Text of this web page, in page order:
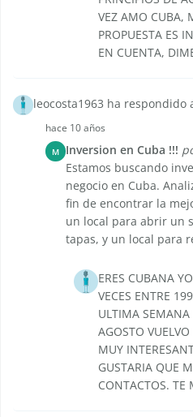
VEZ AMO CUBA,
PROPUESTA ES
EN CUENTA,
leocosta1963 ha respondido
hace 10 años
M Inversion en Cuba !!!
Estamos buscando
negocio en Cuba.
fin de encontrar la
un local para abrir un
tapas, y un local para
ERES CUBANA
VECES ENTRE
ULTIMA SEMANA
AGOSTO
MUY
GUSTARIA QUE
CONTACTOS.